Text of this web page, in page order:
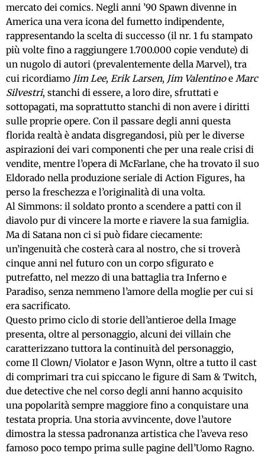
mercato dei comics. Negli anni ’90 Spawn divenne in
America una vera icona del fumetto indipendente,
rappresentando la scelta di successo (il nr. 1 fu stampato
più volte fino a raggiungere 1.700.000 copie vendute) di
un nugolo di autori (prevalentemente della Marvel), tra
cui ricordiamo Jim Lee, Erik Larsen, Jim Valentinoe Marc
Silvestri, stanchi di essere, a loro dire, sfruttati e
sottopagati, ma soprattutto stanchi di non avere i diritti
sulle proprie opere. Con il passare degli anni questa
florida realtà è andata disgregandosi, più per le diverse
aspirazioni dei vari componenti che per una reale crisi di
vendite, mentre l’opera di McFarlane, che ha trovato il suo
Eldorado nella produzione seriale di Action Figures, ha
perso la freschezza e l’originalità di una volta.
Al Simmons: il soldato pronto a scendere a patti con il
diavolo pur di vincere la morte e riavere la sua famiglia.
Ma di Satana non ci si può fidare ciecamente:
un’ingenuità che costerà cara al nostro, che si troverà
cinque anni nel futuro con un corpo sfigurato e
putrefatto, nel mezzo di una battaglia tra Inferno e
Paradiso, senza nemmeno l’amore della moglie per cui si
era sacrificato.
Questo primo ciclo di storie dell’antieroe della Image
presenta, oltre al personaggio, alcuni dei villain che
caratterizzano tuttora la continuità del personaggio,
come Il Clown/ Violator e Jason Wynn, oltre a tutto il cast
di comprimari tra cui spiccano le figure di Sam & Twitch,
due detective che nel corso degli anni hanno acquisito
una popolarità sempre maggiore fino a conquistare una
testata propria. Una storia avvincente, dove l’autore
dimostra la stessa padronanza artistica che l’aveva reso
famoso poco tempo prima sulle pagine dell’Uomo Ragno.